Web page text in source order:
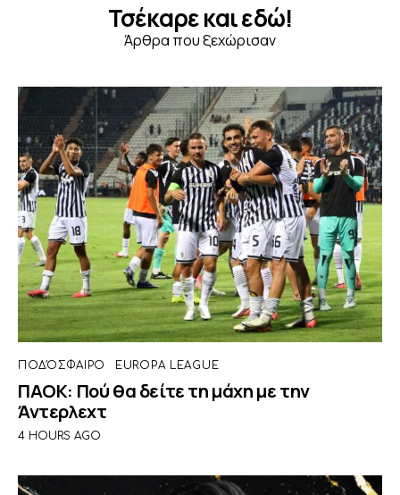
Τσέκαρε και εδώ!
Άρθρα που ξεχώρισαν
ΠΟΔΌΣΦΑΙΡΟ EUROPA LEAGUE
ΠΑΟΚ: Πού θα δείτε τη μάχη με την
Άντερλεχτ
4 HOURS AGO